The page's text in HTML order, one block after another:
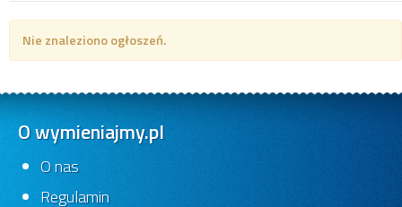
Nie znaleziono ogłoszeń.
O wymieniajmy.pl
O nas
Regulamin